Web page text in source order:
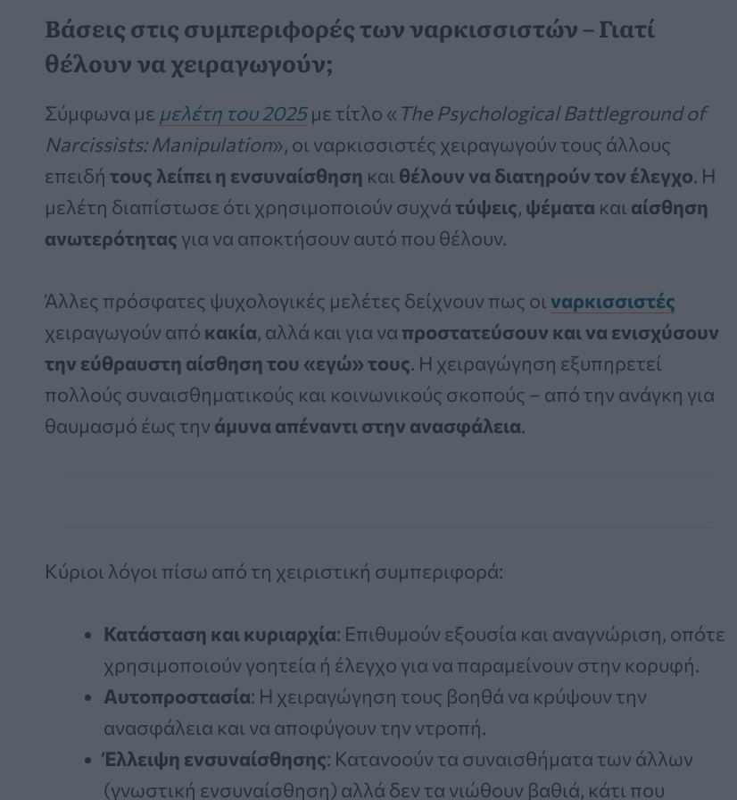
Βάσεις στις συμπεριφορές των ναρκισσιστών – Γιατί
θέλουν να χειραγωγούν;
Σύμφωνα με μελέτη του 2025με τίτλο « The Psychological Battleground of
Narcissists: Manipulation», οι ναρκισσιστές χειραγωγούν τους άλλους
επειδή τους λείπει η ενσυναίσθηση και θέλουν να διατηρούν τον έλεγχο. Η
μελέτη διαπίστωσε ότι χρησιμοποιούν συχνάτύψεις, ψέματα και αίσθηση
ανωτερότητας για να αποκτήσουν αυτό που θέλουν.
Άλλες πρόσφατες ψυχολογικές μελέτες δείχνουν πως οιναρκισσιστές
χειραγωγούν από κακία, αλλά και για να προστατεύσουν και να ενισχύσουν
την εύθραυστη αίσθηση του «εγώ» τους. Η χειραγώγηση εξυπηρετεί
πολλούς συναισθηματικούς και κοινωνικούς σκοπούς – από την ανάγκη για
θαυμασμό έως την άμυνα απέναντι στην ανασφάλεια.
Κύριοι λόγοι πίσω από τη χειριστική συμπεριφορά:
Κατάσταση και κυριαρχία: Επιθυμούν εξουσία και αναγνώριση, οπότε
χρησιμοποιούν γοητεία ή έλεγχο για να παραμείνουν στην κορυφή.
Αυτοπροστασία: Η χειραγώγηση τους βοηθά να κρύψουν την
ανασφάλεια και να αποφύγουν την ντροπή.
Έλλειψη ενσυναίσθησης: Κατανοούν τα συναισθήματα των άλλων
(γνωστική ενσυναίσθηση) αλλά δεν τα νιώθουν βαθιά, κάτι που